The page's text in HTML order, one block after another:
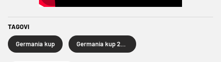
TAGOVI
Germania kup